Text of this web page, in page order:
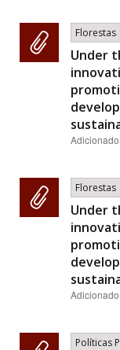
Florestas
Under
Florestas
Under
Políticas